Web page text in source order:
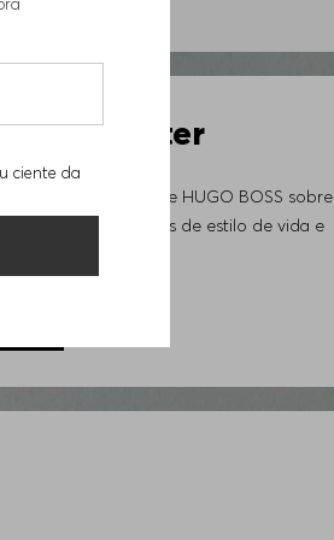
ciente da
Newsletter
da Loja Online HUGO BOSS sobre
exclusivos, trends de estilo de vida e